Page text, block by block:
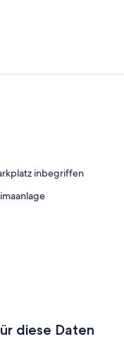
inbegriffen
diese Daten